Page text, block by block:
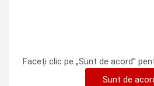
Faceți clic pe „Sunt de acord”
Sunt de